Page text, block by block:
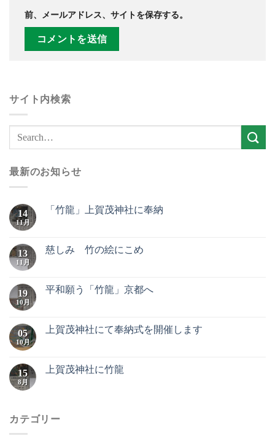
前、メールアドレス、サイトを保存する。
サイト内検索
最新のお知らせ
14
11月
「竹龍」上賀茂神社に奉納
13
11月
慈しみ 竹の絵にこめ
19
10月
平和願う「竹龍」京都へ
05
10月
上賀茂神社にて奉納式を開催します
15
8月
上賀茂神社に竹龍
カテゴリー